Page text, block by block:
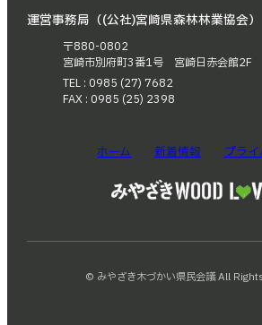
運営事務局（(公社)宮崎県森林林業協会）
〒880-0802
宮崎市別府町3番1号 宮崎日赤会館2F
TEL : 0985 (27) 7682
FAX : 0985 (25) 2398
ホーム 新着情報 プラ
© みやざき木づかい県民会議 All